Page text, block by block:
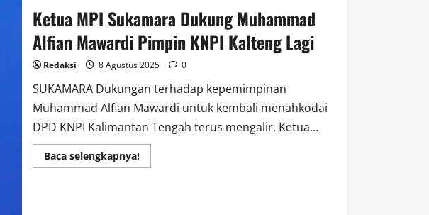
Ketua MPI Sukamara Dukung Muhammad
Alfian Mawardi Pimpin KNPI Kalteng Lagi
Redaksi 8 Agustus 2025 0
SUKAMARA Dukungan terhadap kepemimpinan
Muhammad Alfian Mawardi untuk kembali menahkodai
DPD KNPI Kalimantan Tengah terus mengalir. Ketua...
Baca selengkapnya!Read
more